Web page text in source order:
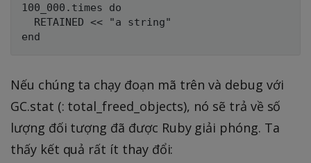
100_000.times do
  RETAINED << "a string"
Nếu chúng ta chạy đoạn mã trên và debug với
GC.stat (: total_freed_objects), nó sẽ trả về số
lượng đối tượng đã được Ruby giải phóng. Ta
thấy kết quả rất ít thay đổi: